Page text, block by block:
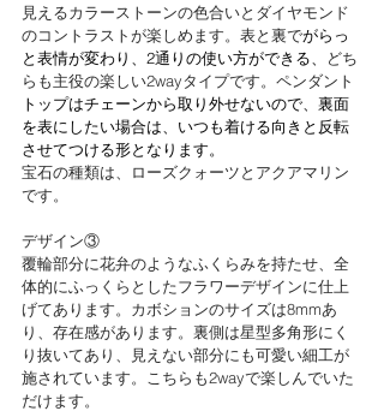
見えるカラーストーンの色合いとダイヤモンド
のコントラストが楽しめます。表と裏でがらっ
と表情が変わり、2通りの使い方ができる、
どち
らも主役の楽しい2wayタイプです。ペンダント
トップはチェーンから取り外せないので、裏面
を表にしたい場合は、いつも着ける向きと反転
させてつける形となります。
宝石の種類は、ローズクォーツとアクアマリン
です。
デザイン③
覆輪部分に花弁のようなふくらみを持たせ、全
体的にふっくらとしたフラワーデザインに仕上
げてあります。カボションのサイズは8mmあ
り、存在感があります。裏側は星型多角形にく
り抜いてあり、見えない部分にも可愛い細工が
施されています。こちらも2wayで楽しんでいた
だけます。